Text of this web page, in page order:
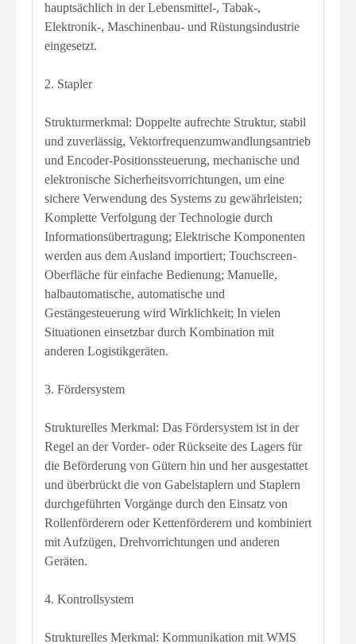
hauptsächlich in der Lebensmittel-, Tabak-,
Elektronik-, Maschinenbau- und Rüstungsindustrie
eingesetzt.
2. Stapler
Strukturmerkmal: Doppelte aufrechte Struktur, stabil
und zuverlässig, Vektorfrequenzumwandlungsantrieb
und Encoder-Positionssteuerung, mechanische und
elektronische Sicherheitsvorrichtungen, um eine
sichere Verwendung des Systems zu gewährleisten;
Komplette Verfolgung der Technologie durch
Informationsübertragung; Elektrische Komponenten
werden aus dem Ausland importiert; Touchscreen-
Oberfläche für einfache Bedienung; Manuelle,
halbautomatische, automatische und
Gestängesteuerung wird Wirklichkeit; In vielen
Situationen einsetzbar durch Kombination mit
anderen Logistikgeräten.
3. Fördersystem
Strukturelles Merkmal: Das Fördersystem ist in der
Regel an der Vorder- oder Rückseite des Lagers für
die Beförderung von Gütern hin und her ausgestattet
und überbrückt die von Gabelstaplern und Staplern
durchgeführten Vorgänge durch den Einsatz von
Rollenförderern oder Kettenförderern und kombiniert
mit Aufzügen, Drehvorrichtungen und anderen
Geräten.
4. Kontrollsystem
Strukturelles Merkmal: Kommunikation mit WMS